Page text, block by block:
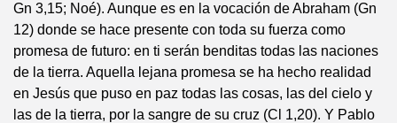
Gn 3,15; Noé). Aunque es en la vocación de Abraham (Gn
12) donde se hace presente con toda su fuerza como
promesa de futuro: en ti serán benditas todas las naciones
de la tierra. Aquella lejana promesa se ha hecho realidad
en Jesús que puso en paz todas las cosas, las del cielo y
las de la tierra, por la sangre de su cruz (Cl 1,20). Y Pablo